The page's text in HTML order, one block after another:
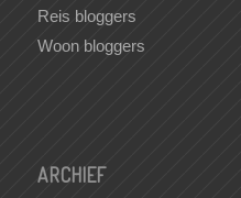
Reis bloggers
Woon bloggers
ARCHIEF